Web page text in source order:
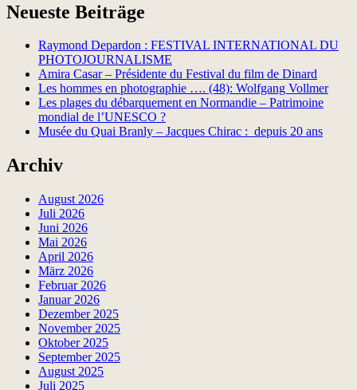
Neueste Beiträge
Raymond Depardon : FESTIVAL INTERNATIONAL DU
PHOTOJOURNALISME
Amira Casar – Présidente du Festival du film de Dinard
Les hommes en photographie …. (48): Wolfgang Vollmer
Les plages du débarquement en Normandie – Patrimoine
mondial de l’UNESCO ?
Musée du Quai Branly – Jacques Chirac : depuis 20 ans
Archiv
August 2026
Juli 2026
Juni 2026
Mai 2026
April 2026
März 2026
Februar 2026
Januar 2026
Dezember 2025
November 2025
Oktober 2025
September 2025
August 2025
Juli 2025